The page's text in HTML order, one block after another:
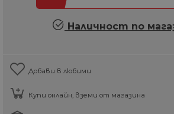
Наличност по
Добави в любими
Купи онлайн, вземи от магазина